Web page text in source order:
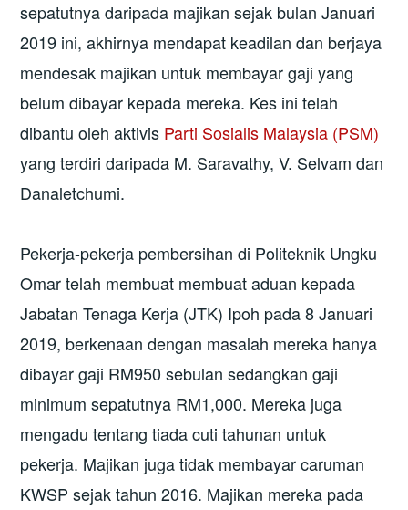
sepatutnya daripada majikan sejak bulan Januari
2019 ini, akhirnya mendapat keadilan dan berjaya
mendesak majikan untuk membayar gaji yang
belum dibayar kepada mereka. Kes ini telah
dibantu oleh aktivis Parti Sosialis Malaysia (PSM)
yang terdiri daripada M. Saravathy, V. Selvam dan
Danaletchumi.
Pekerja-pekerja pembersihan di Politeknik Ungku
Omar telah membuat membuat aduan kepada
Jabatan Tenaga Kerja (JTK) Ipoh pada 8 Januari
2019, berkenaan dengan masalah mereka hanya
dibayar gaji RM950 sebulan sedangkan gaji
minimum sepatutnya RM1,000. Mereka juga
mengadu tentang tiada cuti tahunan untuk
pekerja. Majikan juga tidak membayar caruman
KWSP sejak tahun 2016. Majikan mereka pada